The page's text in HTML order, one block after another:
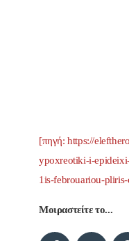
[πηγή: https://
ypoxreotiki-i-
1is-febrouariou-
Μοιραστείτε το...